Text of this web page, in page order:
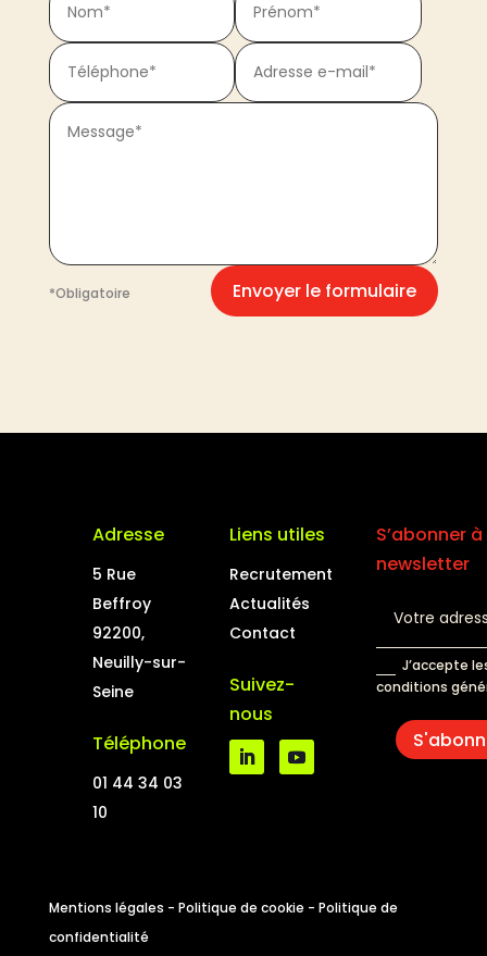
Envoyer le formulaire
*Obligatoire
Adresse
5 Rue
Beffroy
92200,
Neuilly-sur-
Seine
Téléphone
01 44 34 03
10
Liens utiles
Recrutement
Actualités
Contact
Suivez-
nous
S’abonner
newsletter
J’accepte
conditions
Mentions légales - Politique de cookie - Politique de
confidentialité